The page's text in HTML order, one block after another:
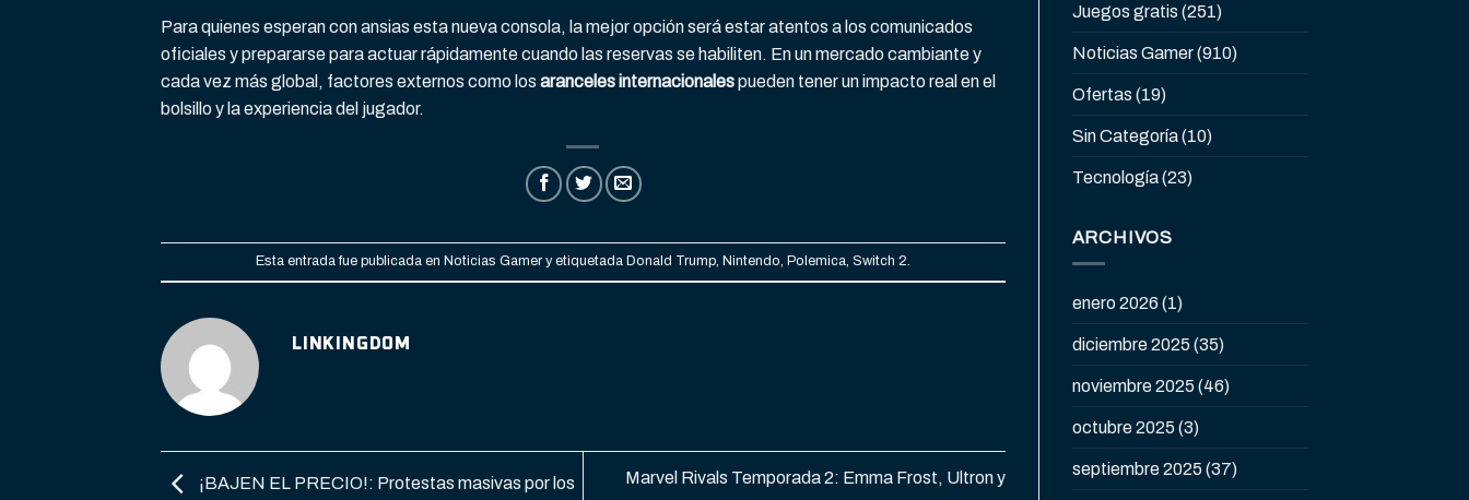
Para quienes esperan con ansias esta nueva consola, la mejor opción será estar atentos a los comunicados
oficiales y prepararse para actuar rápidamente cuando las reservas se habiliten. En un mercado cambiante y
cada vez más global, factores externos como los aranceles internacionalespueden tener un impacto real en el
bolsillo y la experiencia del jugador.
Esta entrada fue publicada en Noticias Gamery etiquetada Donald Trump, Nintendo, Polemica, Switch 2.
LINKINGDOM
¡BAJEN EL PRECIO!: Protestas masivas por los
Marvel Rivals Temporada 2: Emma Frost, Ultron y
Juegos gratis (251)
Noticias Gamer(910)
Ofertas (19)
Sin Categoría(10)
Tecnología(23)
ARCHIVOS
enero 2026 (1)
diciembre 2025 (35)
noviembre 2025 (46)
octubre 2025 (3)
septiembre 2025 (37)